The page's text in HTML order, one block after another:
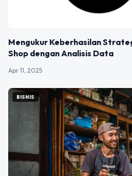
Mengukur Keberhasilan
Shop dengan Analisis Data
Apr 11, 2025
BISNIS